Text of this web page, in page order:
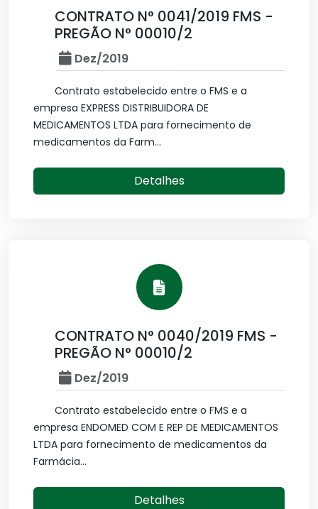
CONTRATO N° 0041/2019 FMS -
PREGÃO N° 00010/2
Dez/2019
Contrato estabelecido entre o FMS e a
empresa EXPRESS DISTRIBUIDORA DE
MEDICAMENTOS LTDA para fornecimento de
medicamentos da Farm...
Detalhes
CONTRATO N° 0040/2019 FMS -
PREGÃO N° 00010/2
Dez/2019
Contrato estabelecido entre o FMS e a
empresa ENDOMED COM E REP DE MEDICAMENTOS
LTDA para fornecimento de medicamentos da
Farmácia...
Detalhes